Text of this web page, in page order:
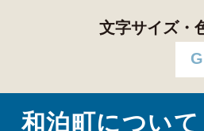
文字サイズ・
和泊町について